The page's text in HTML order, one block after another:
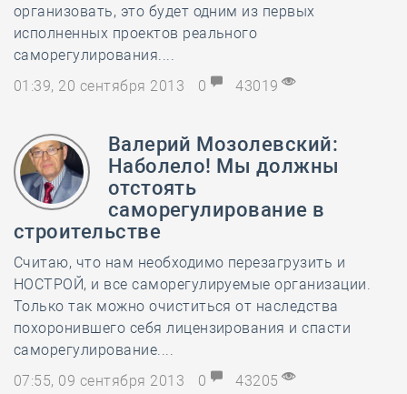
организовать, это будет одним из первых
исполненных проектов реального
саморегулирования....
01:39, 20 сентября 2013
0 43019
Валерий Мозолевский:
Наболело! Мы должны
отстоять
саморегулирование в
строительстве
Считаю, что нам необходимо перезагрузить и
НОСТРОЙ, и все саморегулируемые организации.
Только так можно очиститься от наследства
похоронившего себя лицензирования и спасти
саморегулирование....
07:55, 09 сентября 2013
0 43205